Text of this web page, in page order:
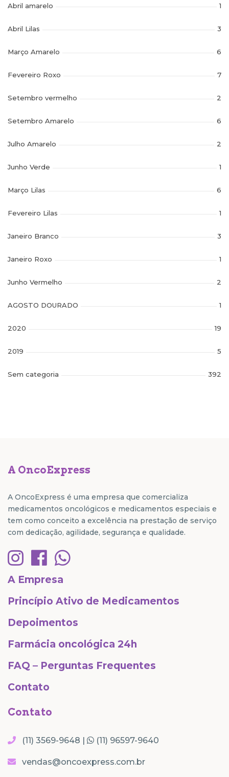
Abril amarelo 1
Abril Lilas 3
Março Amarelo 6
Fevereiro Roxo 7
Setembro vermelho 2
Setembro Amarelo 6
Julho Amarelo 2
Junho Verde 1
Março Lilas 6
Fevereiro Lilas 1
Janeiro Branco 3
Janeiro Roxo 1
Junho Vermelho 2
AGOSTO DOURADO 1
2020 19
2019 5
Sem categoria 392
A OncoExpress
A OncoExpress é uma empresa que comercializa
medicamentos oncológicos e medicamentos especiais e
tem como conceito a excelência na prestação de serviço
com dedicação, agilidade, segurança e qualidade.
A Empresa
Princípio Ativo de Medicamentos
Depoimentos
Farmácia oncológica 24h
FAQ – Perguntas Frequentes
Contato
Contato
(11) 3569-9648 | (11) 96597-9640
vendas@oncoexpress.com.br